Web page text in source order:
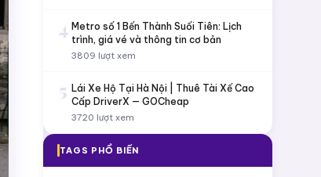
4 Metro số 1 Bến Thành Suối Tiên: Lịch
trình, giá vé và thông tin cơ bản
3809 lượt xem
5 Lái Xe Hộ Tại Hà Nội | Thuê Tài Xế Cao
Cấp DriverX — GOCheap
3720 lượt xem
TAGS PHỔ BIẾN